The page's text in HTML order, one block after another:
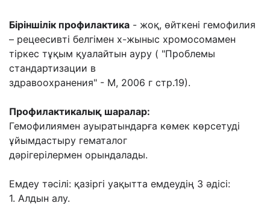
Біріншілік профилактика - жоқ, өйткені гемофилия
– рецеесивті белгімен х-жыныс хромосомамен
тіркес тұқым қуалайтын ауру ( "Проблемы
стандартизации в
здравоохранения" - М, 2006 г стр.19).
Профилактикалық шаралар:
Гемофилиямен ауыратындарға көмек көрсетуді
ұйымдастыру гематалог
дəрігерілермен орындалады.
Емдеу тəсілі: қазіргі уақытта емдеудің 3 əдісі:
1. Алдын алу.